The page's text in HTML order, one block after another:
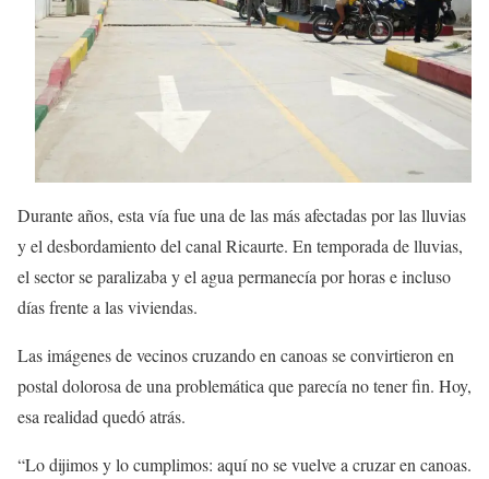
Durante años, esta vía fue una de las más afectadas por las lluvias
y el desbordamiento del canal Ricaurte. En temporada de lluvias,
el sector se paralizaba y el agua permanecía por horas e incluso
días frente a las viviendas.
Las imágenes de vecinos cruzando en canoas se convirtieron en
postal dolorosa de una problemática que parecía no tener fin. Hoy,
esa realidad quedó atrás.
“Lo dijimos y lo cumplimos: aquí no se vuelve a cruzar en canoas.